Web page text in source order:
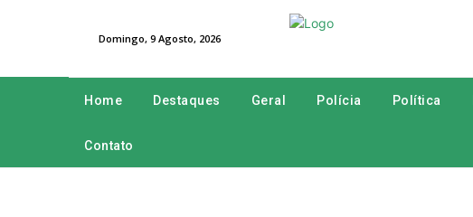
Domingo, 9 Agosto, 2026
Home Destaques Geral Polícia Política
Contato